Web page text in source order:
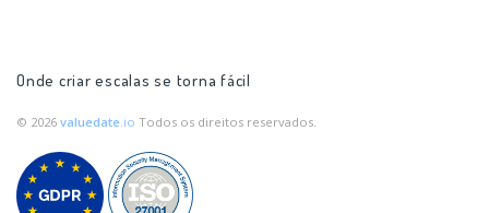
Onde criar escalas se torna fácil
© 2026 valuedate.io Todos os direitos reservados.